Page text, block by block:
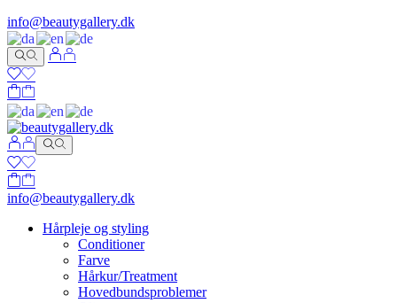
info@beautygallery.dk
info@beautygallery.dk
Hårpleje og styling
Conditioner
Farve
Hårkur/Treatment
Hovedbundsproblemer